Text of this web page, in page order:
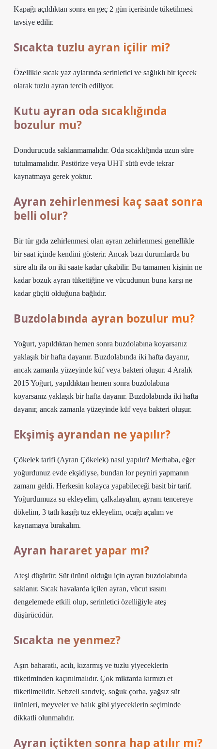
Kapağı açıldıktan sonra en geç 2 gün içerisinde tüketilmesi
tavsiye edilir.
Sıcakta tuzlu ayran içilir mi?
Özellikle sıcak yaz aylarında serinletici ve sağlıklı bir içecek
olarak tuzlu ayran tercih ediliyor.
Kutu ayran oda sıcaklığında
bozulur mu?
Dondurucuda saklanmamalıdır. Oda sıcaklığında uzun süre
tutulmamalıdır. Pastörize veya UHT sütü evde tekrar
kaynatmaya gerek yoktur.
Ayran zehirlenmesi kaç saat sonra
belli olur?
Bir tür gıda zehirlenmesi olan ayran zehirlenmesi genellikle
bir saat içinde kendini gösterir. Ancak bazı durumlarda bu
süre altı ila on iki saate kadar çıkabilir. Bu tamamen kişinin ne
kadar bozuk ayran tükettiğine ve vücudunun buna karşı ne
kadar güçlü olduğuna bağlıdır.
Buzdolabında ayran bozulur mu?
Yoğurt, yapıldıktan hemen sonra buzdolabına koyarsanız
yaklaşık bir hafta dayanır. Buzdolabında iki hafta dayanır,
ancak zamanla yüzeyinde küf veya bakteri oluşur. 4 Aralık
2015 Yoğurt, yapıldıktan hemen sonra buzdolabına
koyarsanız yaklaşık bir hafta dayanır. Buzdolabında iki hafta
dayanır, ancak zamanla yüzeyinde küf veya bakteri oluşur.
Ekşimiş ayrandan ne yapılır?
Çökelek tarifi (Ayran Çökelek) nasıl yapılır? Merhaba, eğer
yoğurdunuz evde ekşidiyse, bundan lor peyniri yapmanın
zamanı geldi. Herkesin kolayca yapabileceği basit bir tarif.
Yoğurdumuza su ekleyelim, çalkalayalım, ayranı tencereye
dökelim, 3 tatlı kaşığı tuz ekleyelim, ocağı açalım ve
kaynamaya bırakalım.
Ayran hararet yapar mı?
Ateşi düşürür: Süt ürünü olduğu için ayran buzdolabında
saklanır. Sıcak havalarda içilen ayran, vücut ısısını
dengelemede etkili olup, serinletici özelliğiyle ateş
düşürücüdür.
Sıcakta ne yenmez?
Aşırı baharatlı, acılı, kızarmış ve tuzlu yiyeceklerin
tüketiminden kaçınılmalıdır. Çok miktarda kırmızı et
tüketilmelidir. Sebzeli sandviç, soğuk çorba, yağsız süt
ürünleri, meyveler ve balık gibi yiyeceklerin seçiminde
dikkatli olunmalıdır.
Ayran içtikten sonra hap atılır mı?